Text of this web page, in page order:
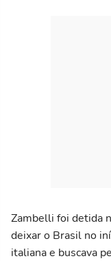
Zambelli foi detida
deixar o Brasil no
italiana e buscava